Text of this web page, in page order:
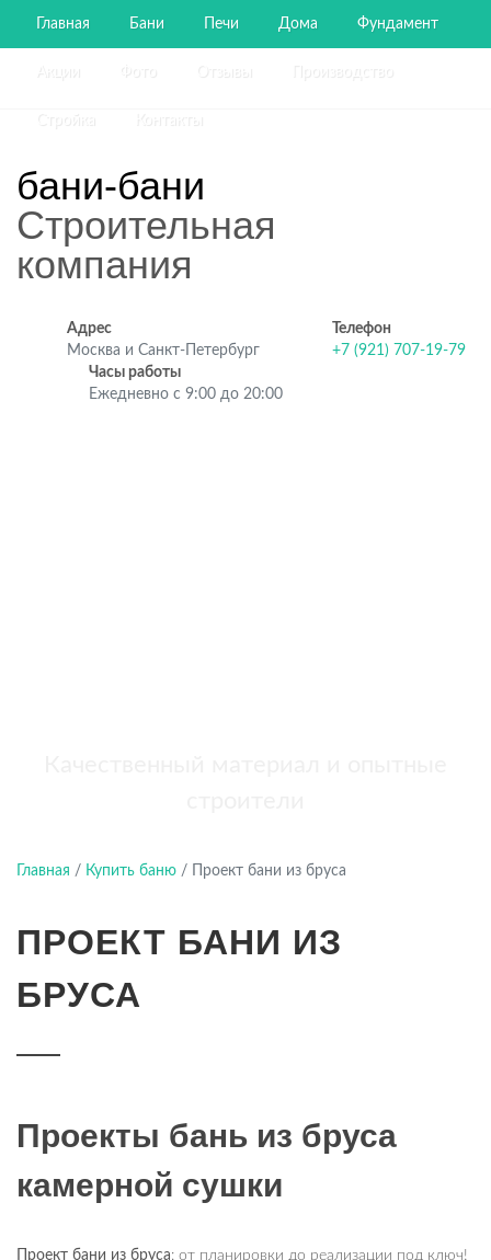
Главная Бани Печи Дома Фундамент
бани-бани
Строительная
компания
Адрес
Москва и Санкт-Петербург
Телефон
+7 (921) 707-19-79
Часы работы
Ежедневно с 9:00 до 20:00
Главная / Купить баню / Проект бани из бруса
ПРОЕКТ БАНИ ИЗ
БРУСА
Проекты бань из бруса
камерной сушки
Проект бани из бруса: от планировки до реализации под ключ!